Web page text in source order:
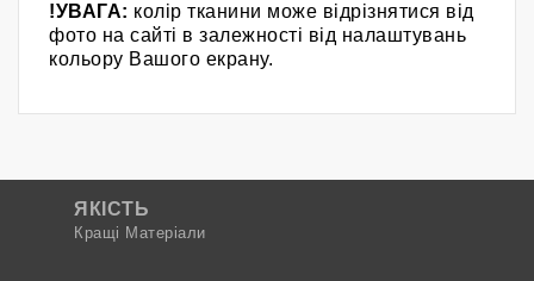
!УВАГА: колір тканини може відрізнятися від
фото на сайті в залежності від налаштувань
кольору Вашого екрану.
ЯКІСТЬ
Кращі Матеріали